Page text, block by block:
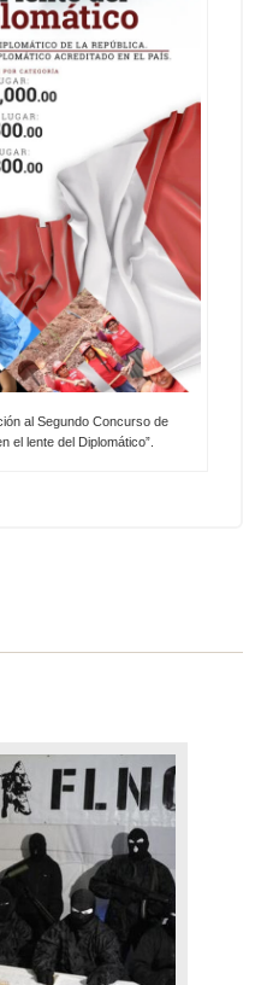
al Segundo Concurso de
el lente del Diplomático”.